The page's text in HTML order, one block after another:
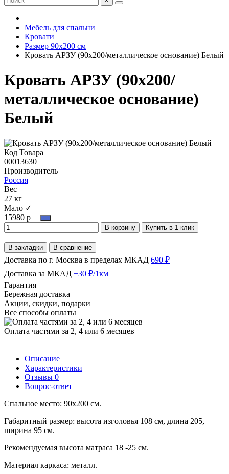
Мебель для спальни
Кровати
Размер 90х200 см
Кровать АРЗУ (90х200/металлическое основание) Белый
Кровать АРЗУ (90х200/
металлическое основание)
Белый
Код Товара
00013630
Производитель
Россия
Вес
27 кг
Мало ✓
15980 р
В корзину Купить в 1 клик
В закладки В сравнение
Доставка по г. Москва в пределах МКАД 690 ₽
Доставка за МКАД +30 ₽/1км
Гарантия
Бережная доставка
Акции, скидки, подарки
Все способы оплаты
Оплата частями за 2, 4 или 6 месяцев
Описание
Характеристики
Отзывы 0
Вопрос-ответ
Спальное место: 90х200 см.
Габаритный размер: высота изголовья 108 см, длина 205,
ширина 95 см.
Рекомендуемая высота матраса 18 -25 см.
Материал каркаса: металл.